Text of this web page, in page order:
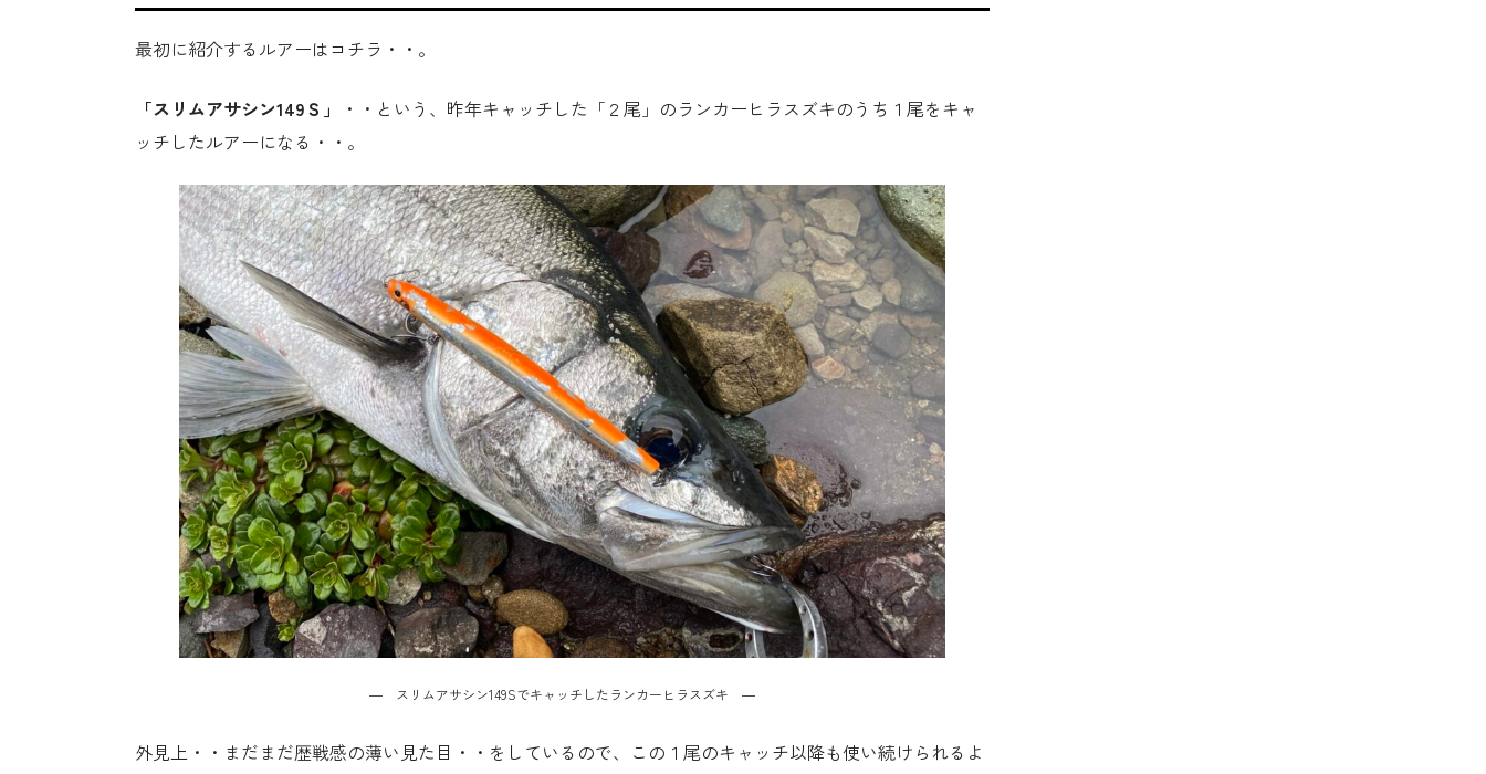
最初に紹介するルアーはコチラ・・。
「スリムアサシン149Ｓ」
・・という、昨年キャッチした「２尾」のランカーヒラスズキのうち１尾をキャ
ッチしたルアーになる・・。
― スリムアサシン149Sでキャッチしたランカーヒラスズキ ―
外見上・・まだまだ歴戦感の薄い見た目・・をしているので、この１尾のキャッチ以降も使い続けられるよ